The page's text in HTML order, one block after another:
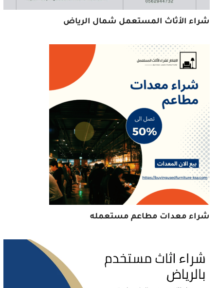
شراء الأثاث المستعمل شمال الرياض
شراء معدات مطاعم مستعمله